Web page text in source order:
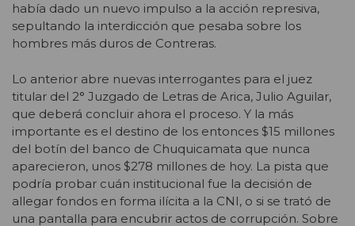
había dado un nuevo impulso a la acción represiva,
sepultando la interdicción que pesaba sobre los
hombres más duros de Contreras.
Lo anterior abre nuevas interrogantes para el juez
titular del 2° Juzgado de Letras de Arica, Julio Aguilar,
que deberá concluir ahora el proceso. Y la más
importante es el destino de los entonces $15 millones
del botín del banco de Chuquicamata que nunca
aparecieron, unos $278 millones de hoy. La pista que
podría probar cuán institucional fue la decisión de
allegar fondos en forma ilícita a la CNI, o si se trató de
una pantalla para encubrir actos de corrupción. Sobre